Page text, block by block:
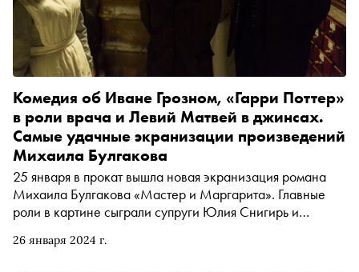
26 января 2024 г.
Комедия об Иване Грозном, «Гарри Поттер»
в роли врача и Левий Матвей в джинсах.
Самые удачные экранизации произведений
Михаила Булгакова
25 января в прокат вышла новая экранизация романа
Михаила Булгакова «Мастер и Маргарита». Главные
роли в картине сыграли супруги Юлия Снигирь и
рублей. «Сноб» составил подборку самых удачных